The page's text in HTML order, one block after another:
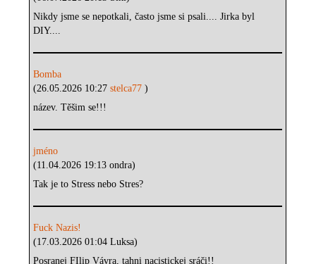
Nikdy jsme se nepotkali, často jsme si psali.... Jirka byl
DIY....
Bomba
(26.05.2026 10:27stelca77)
název. Těšim se!!!
jméno
(11.04.2026 19:13 ondra)
Tak je to Stress nebo Stres?
Fuck Nazis!
(17.03.2026 01:04 Luksa)
Posranej FIlip Vávra, tahni nacistickej sráči!!